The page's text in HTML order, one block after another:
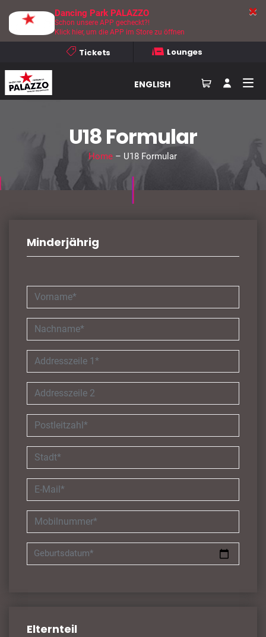
Tickets Lounges
ENGLISH
U18 Formular
Home – U18 Formular
Minderjährig
Geburtsdatum*
Elternteil
Dancing Park PALAZZO
Schon unsere APP gecheckt?!
Klick hier, um die APP im Store zu öffnen